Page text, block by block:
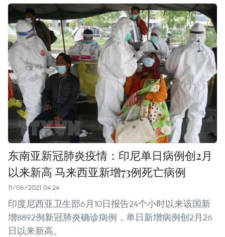
东南亚新冠肺炎疫情：印尼单日病例创2月
以来新高 马来西亚新增73例死亡病例
11/06/2021 04:24
印度尼西亚卫生部6月10日报告24个小时以来该国新
增8892例新冠肺炎确诊病例，单日新增病例创2月26
日以来新高。